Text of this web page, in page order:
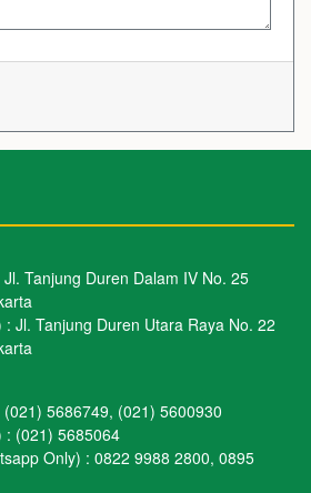
Tanjung Duren Dalam IV No. 25
Jl. Tanjung Duren Utara Raya No. 22
5686749, (021) 5600930
: (021) 5685064
Only) : 0822 9988 2800, 0895